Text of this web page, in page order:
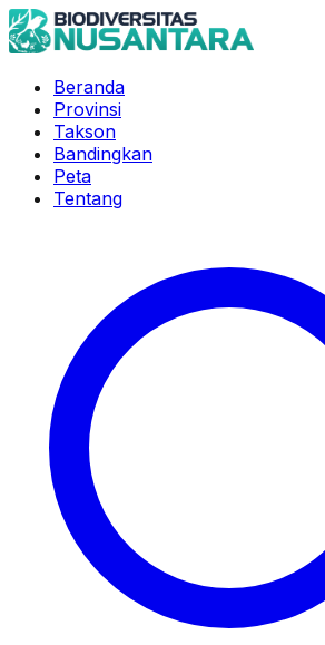
Beranda
Provinsi
Takson
Bandingkan
Peta
Tentang